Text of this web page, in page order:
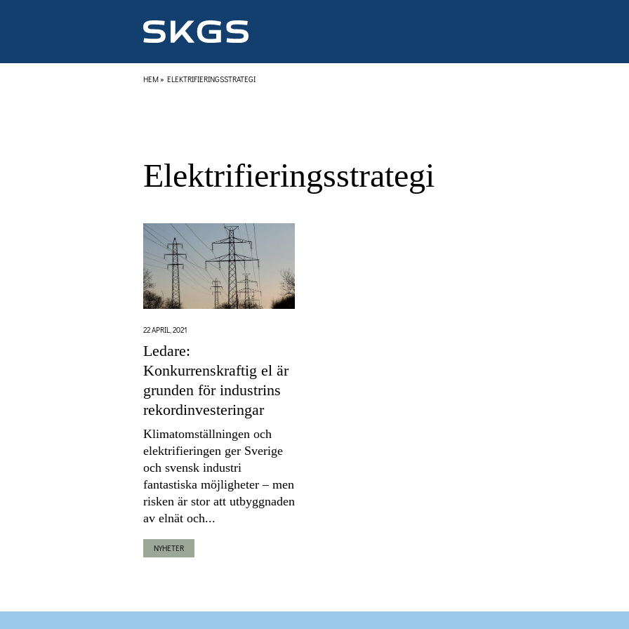
HEM» ELEKTRIFIERINGSSTRATEGI
Elektrifieringsstrategi
22 APRIL, 2021
Ledare:
Konkurrenskraftig el är
grunden för industrins
rekordinvesteringar
Klimatomställningen och
elektrifieringen ger Sverige
och svensk industri
fantastiska möjligheter – men
risken är stor att utbyggnaden
av elnät och...
NYHETER